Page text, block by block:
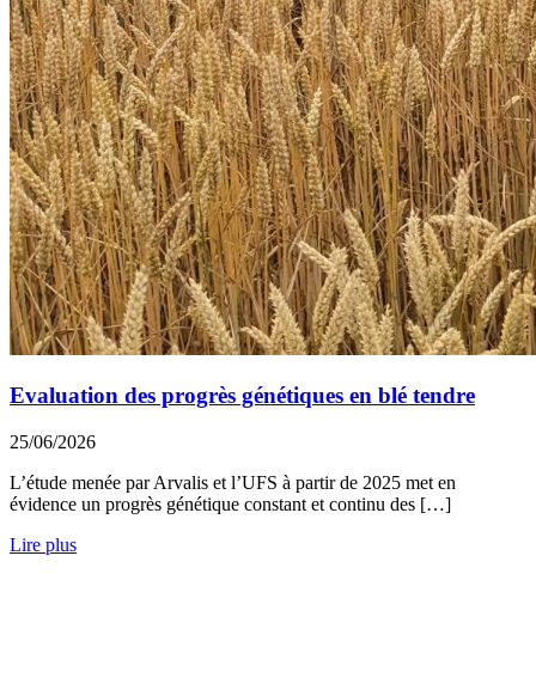
Evaluation des progrès génétiques en blé tendre
25/06/2026
L’étude menée par Arvalis et l’UFS à partir de 2025 met en
évidence un progrès génétique constant et continu des […]
Lire plus